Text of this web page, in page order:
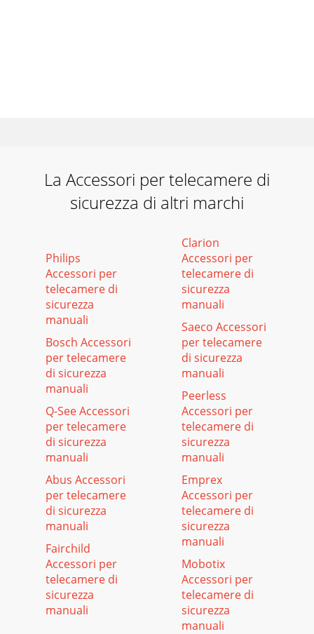
La Accessori per telecamere di
sicurezza di altri marchi
Philips
Accessori per
telecamere di
sicurezza
manuali
Bosch Accessori
per telecamere
di sicurezza
manuali
Q-See Accessori
per telecamere
di sicurezza
manuali
Abus Accessori
per telecamere
di sicurezza
manuali
Fairchild
Accessori per
telecamere di
sicurezza
manuali
Clarion
Accessori per
telecamere di
sicurezza
manuali
Saeco Accessori
per telecamere
di sicurezza
manuali
Peerless
Accessori per
telecamere di
sicurezza
manuali
Emprex
Accessori per
telecamere di
sicurezza
manuali
Mobotix
Accessori per
telecamere di
sicurezza
manuali